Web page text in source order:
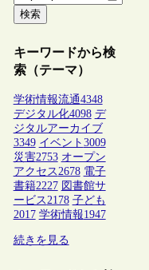
検索
キーワードから検
索（テーマ）
学術情報流通4348
デジタル化4098 デ
ジタルアーカイブ
3349 イベント 3009
災害2753 オープン
アクセス 2678 電子
書籍2227 図書館サ
ービス 2178 子ども
2017 学術情報1947
続きを見る